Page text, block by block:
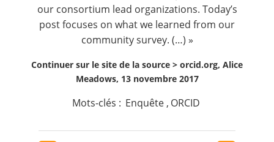
our consortium lead organizations. Today’s
post focuses on what we learned from our
community survey. (…) »
Continuer sur le site de la source > orcid.org, Alice
Meadows, 13 novembre 2017
Mots-clés : Enquête , ORCID